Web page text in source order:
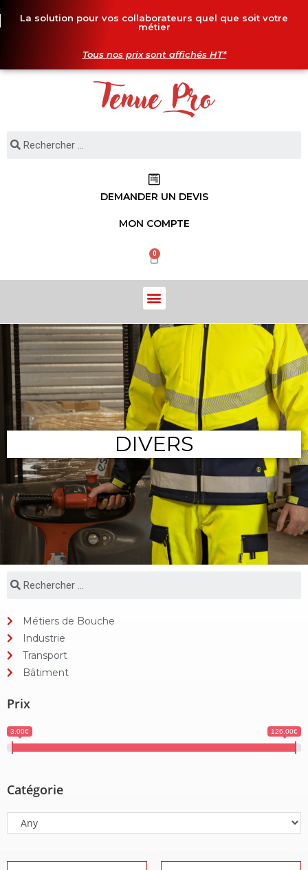
La solution pour vos collaborateurs quel que soit votre
métier
Tous nos prix sont affichés HT*
DEMANDER UN DEVIS
MON COMPTE
0
DIVERS
Métiers de Bouche
Industrie
Transport
Bâtiment
Prix
3.00€ 126.00€
Catégorie